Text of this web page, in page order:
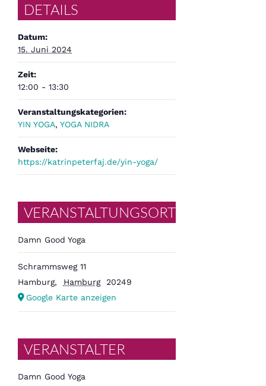
DETAILS
Datum:
15. Juni 2024
Zeit:
12:00 - 13:30
Veranstaltungskategorien:
YIN YOGA, YOGA NIDRA
Webseite:
https://katrinpeterfaj.de/yin-yoga/
VERANSTALTUNGSORT
Damn Good Yoga
Schrammsweg 11
Hamburg, Hamburg
20249
Google Karte anzeigen
VERANSTALTER
Damn Good Yoga